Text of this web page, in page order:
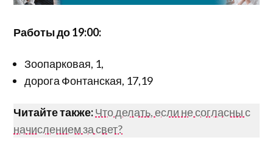
Работы до 19:00:
Зоопарковая, 1,
дорога Фонтанская, 17,19
Читайте также:Что делать, если не согласны с
начислением за свет?